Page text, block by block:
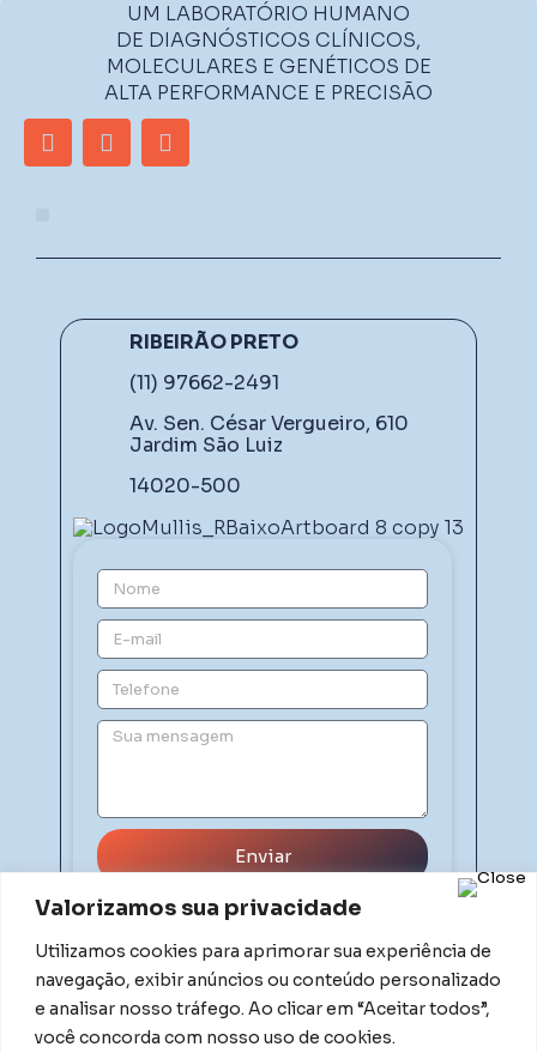
Valorizamos sua privacidade
Utilizamos cookies para aprimorar sua experiência de
navegação, exibir anúncios ou conteúdo personalizado
e analisar nosso tráfego. Ao clicar em “Aceitar todos”,
você concorda com nosso uso de cookies.
UM LABORATÓRIO HUMANO
DE DIAGNÓSTICOS CLÍNICOS,
MOLECULARES E GENÉTICOS DE
ALTA PERFORMANCE E PRECISÃO
RIBEIRÃO PRETO
(11) 97662-2491
Av. Sen. César Vergueiro, 610
Jardim São Luiz
14020-500
Enviar